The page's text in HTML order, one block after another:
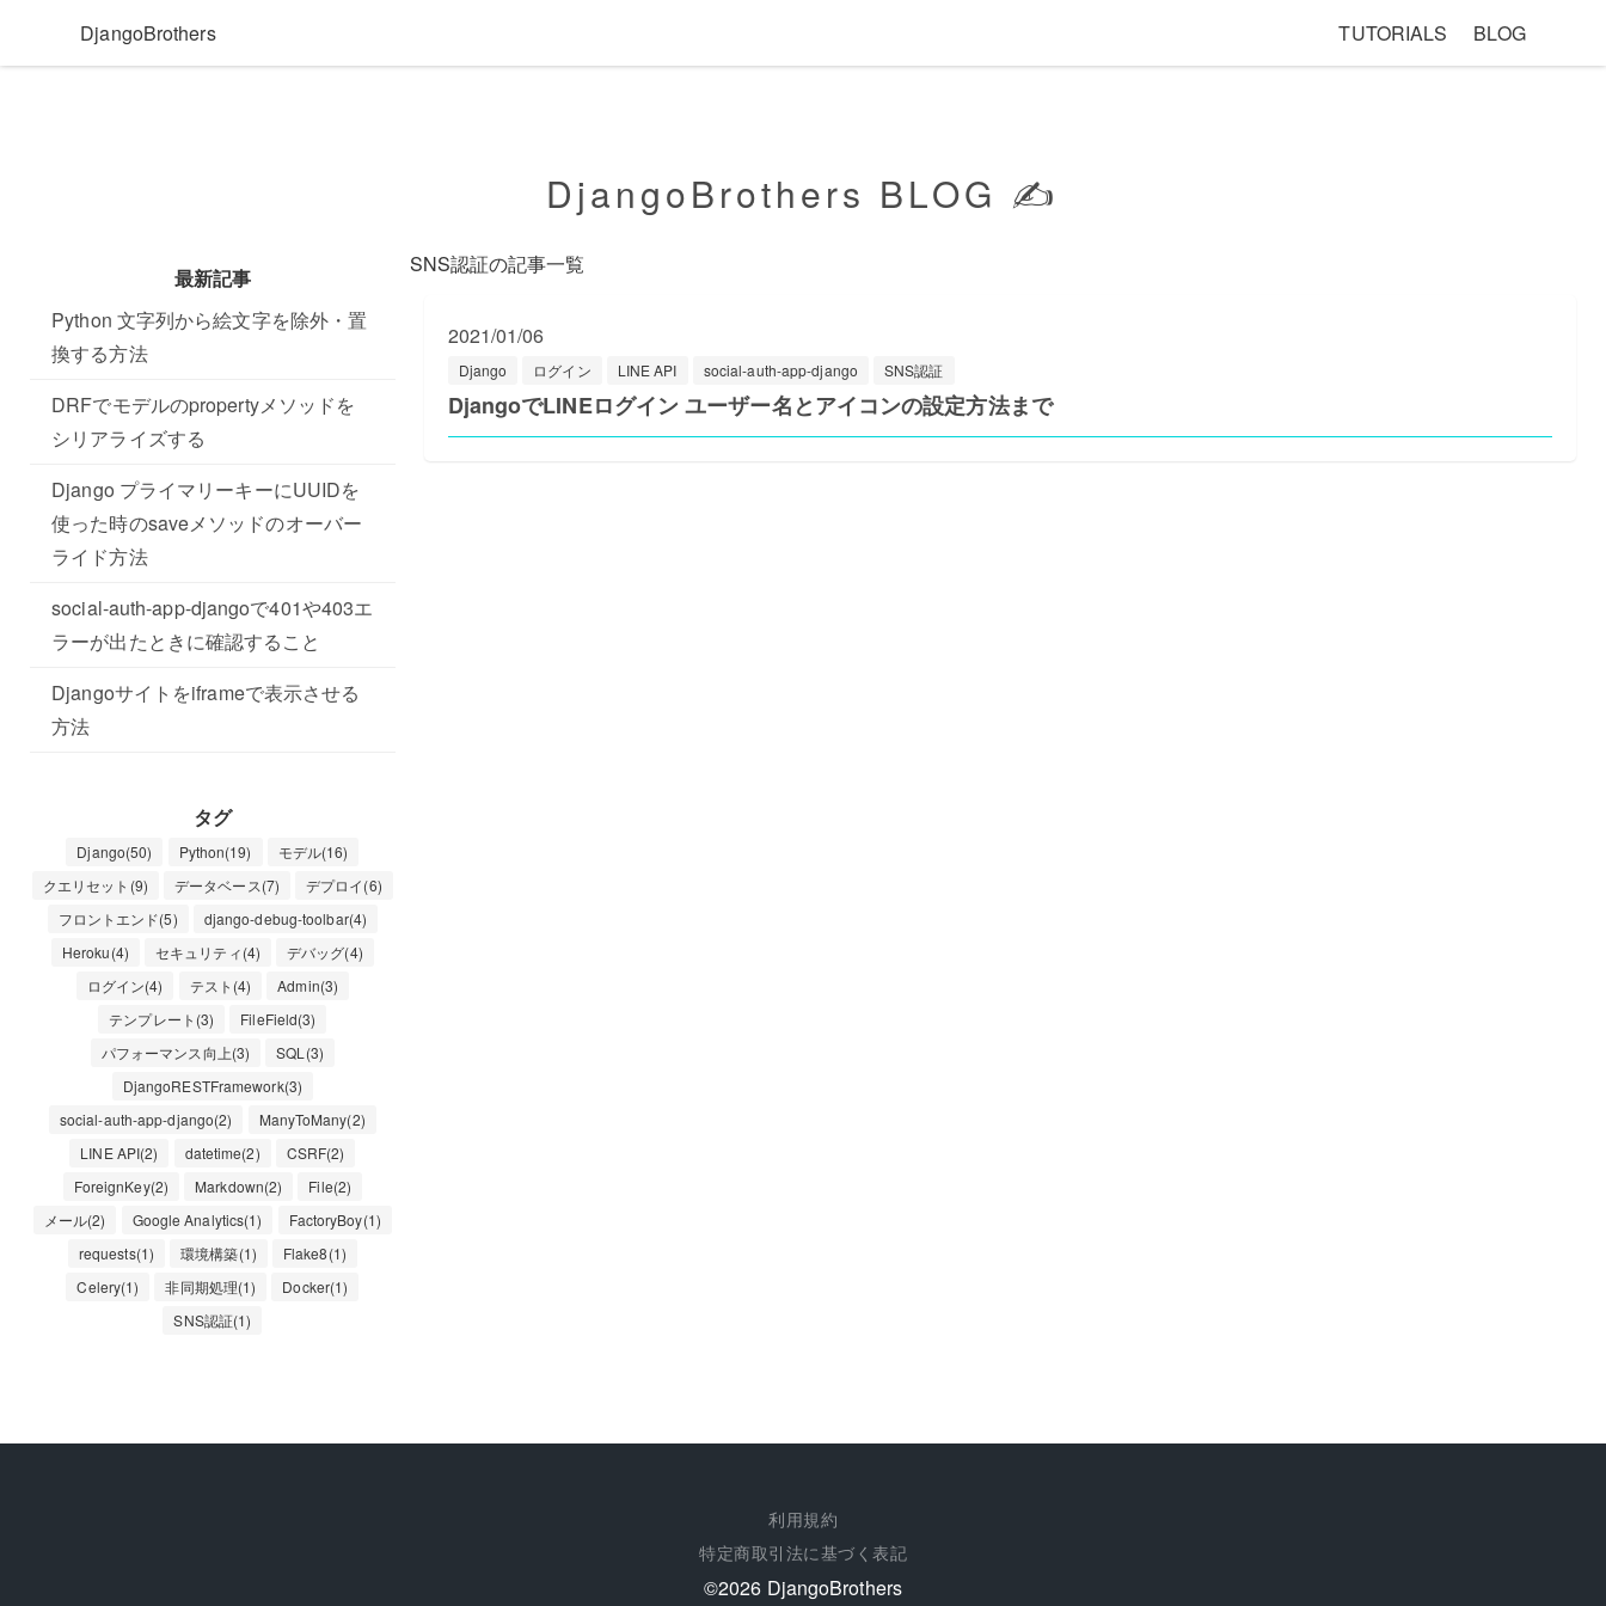
DjangoBrothers TUTORIALS BLOG
DjangoBrothers BLOG ✍️
最新記事
Python 文字列から絵文字を除外・置
換する方法
DRFでモデルのpropertyメソッドを
シリアライズする
Django プライマリーキーにUUIDを
使った時のsaveメソッドのオーバー
ライド方法
social-auth-app-djangoで401や403エ
ラーが出たときに確認すること
Djangoサイトをiframeで表示させる
方法
タグ
Django(50) Python(19)
モデル(16)
クエリセット(9)
データベース(7)
デプロイ(6)
フロントエンド(5)
django-debug-toolbar(4)
Heroku(4)
セキュリティ(4)
デバッグ(4)
ログイン(4)
テスト(4)
Admin(3)
テンプレート(3)
FileField(3)
パフォーマンス向上(3)
SQL(3)
DjangoRESTFramework(3)
social-auth-app-django(2)
ManyToMany(2)
LINE API(2)
datetime(2)
CSRF(2)
ForeignKey(2)
Markdown(2)
File(2)
メール(2)
Google Analytics(1)
FactoryBoy(1)
requests(1)
環境構築(1)
Flake8(1)
Celery(1)
非同期処理(1)
Docker(1)
SNS認証(1)
SNS認証の記事一覧
2021/01/06
Django ログイン LINE API social-auth-app-django SNS認証
DjangoでLINEログイン ユーザー名とアイコンの設定方法まで
利用規約
特定商取引法に基づく表記
©︎2026 DjangoBrothers